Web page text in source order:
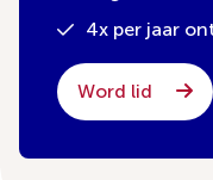
4x per jaar
Word lid